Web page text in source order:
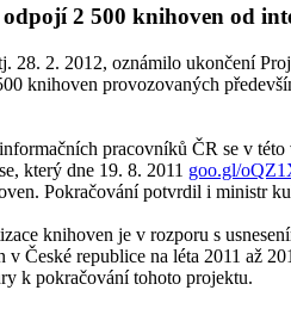
2 500 knihoven od
28. 2. 2012, oznámilo ukončení
knihoven provozovaných
pracovníků ČR se v této
který dne 19. 8. 2011 goo.gl/
Pokračování potvrdil i ministr
knihoven je v rozporu s
České republice na léta 2011 až
k pokračování tohoto projektu.